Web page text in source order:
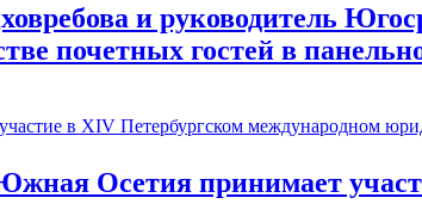
и руководитель
почетных гостей в
Осетия принимает